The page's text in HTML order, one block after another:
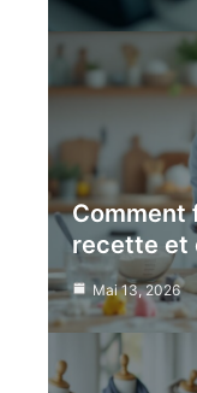
Comment
recette et
Mai 13, 2026